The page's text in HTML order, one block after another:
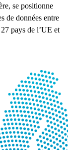
se positionne
de données entre
pays de l’UE et